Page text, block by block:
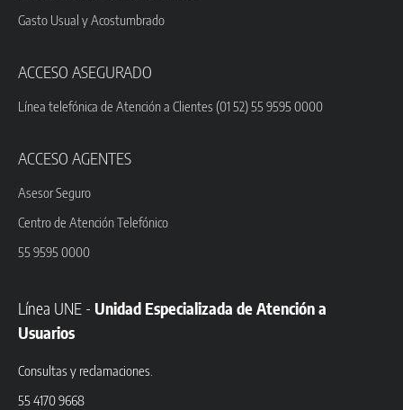
Gasto Usual y Acostumbrado
ACCESO ASEGURADO
Línea telefónica de Atención a Clientes (01 52) 55 9595 0000
ACCESO AGENTES
Asesor Seguro
Centro de Atención Telefónico
55 9595 0000
Línea UNE - Unidad Especializada de Atención a
Usuarios
Consultas y reclamaciones.
55 4170 9668